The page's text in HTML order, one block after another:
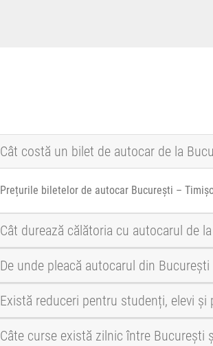
Cât costă un bilet de autocar de la
Prețurile biletelor de autocar București –
Cât durează călătoria cu autocarul de
De unde pleacă autocarul din
Există reduceri pentru studenți, elevi
Câte curse există zilnic între București